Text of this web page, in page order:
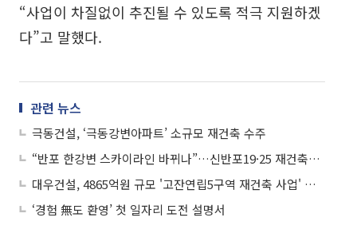
“사업이 차질없이 추진될 수 있도록 적극 지원하겠
다”고 말했다.
관련 뉴스
극동건설, ‘극동강변아파트’ 소규모 재건축 수주
“반포 한강변 스카이라인 바뀌나”…신반포19·25 재건축에 글로벌 설계사 참여
대우건설, 4865억원 규모 '고잔연립5구역 재건축 사업' 수주
‘경험 無도 환영’ 첫 일자리 도전 설명서